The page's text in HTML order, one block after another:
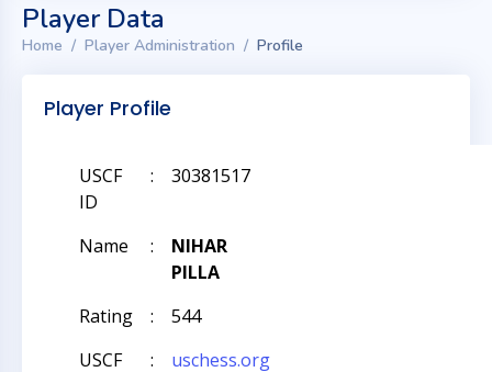
Player Data
Home Player Administration Profile
Player Profile
USCF
ID
: 30381517
Name :
NIHAR
PILLA
Rating
:
544
USCF
: uschess.org